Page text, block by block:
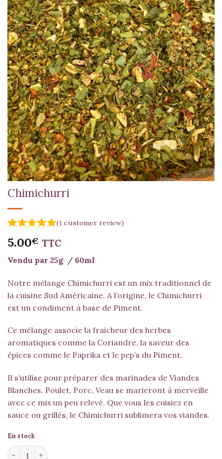
Chimichurri
(1customer review)
5.00€ TTC
Vendu par 25g / 60ml
Notre mélange Chimichurri est un mix traditionnel de
la cuisine Sud Américaine. A l’origine, le Chimichurri
est un condiment à base de Piment.
Ce mélange associe la fraicheur des herbes
aromatiques comme la Coriandre, la saveur des
épices comme le Paprika et le pep’s du Piment.
Il s’utilise pour préparer des marinades de Viandes
Blanches. Poulet, Porc, Veau se marieront à merveille
avec ce mix un peu relevé. Que vous les cuisiez en
sauce ou grillés, le Chimichurri sublimera vos viandes.
En stock
quantité de Chimichurri